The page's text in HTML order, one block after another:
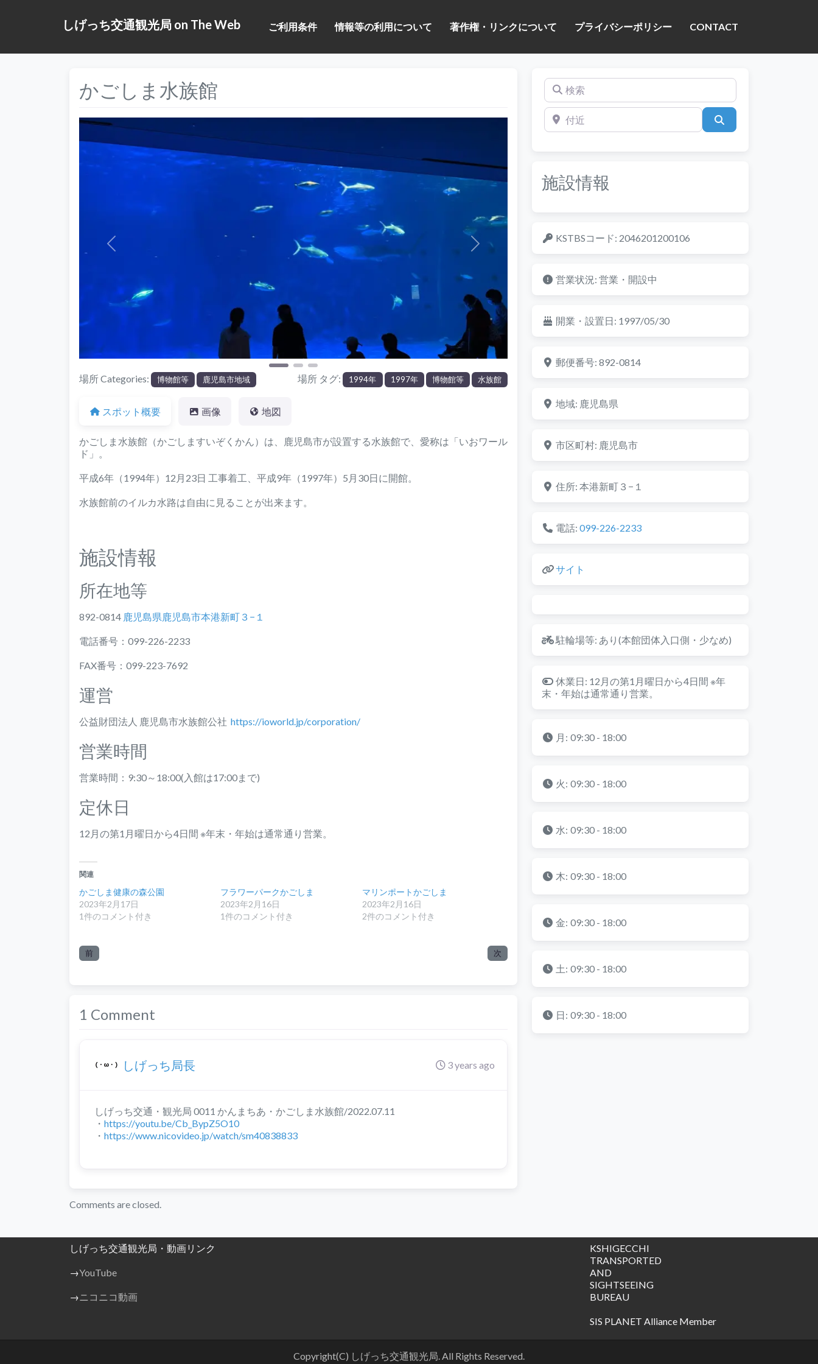
しげっち交通観光局 on The Web ご利用条件 情報等の利用について 著作権・リンクについて プライバシーポリシー CONTACT
かごしま水族館
前 次
場所 Categories: 博物館等 鹿児島市地域 場所 タグ: 1994年 1997年 博物館等 水族館
スポット概要 画像 地図
かごしま水族館（かごしますいぞくかん）は、鹿児島市が設置する水族館で、愛称は「いおワール
ド」。
平成6年（1994年）12月23日 工事着工、平成9年（1997年）5月30日に開館。
水族館前のイルカ水路は自由に見ることが出来ます。
施設情報
所在地等
892-0814 鹿児島県鹿児島市本港新町３−１
電話番号：099-226-2233
FAX番号：099-223-7692
運営
公益財団法人 鹿児島市水族館公社 https://ioworld.jp/corporation/
営業時間
営業時間：9:30～18:00(入館は17:00まで)
定休日
12月の第1月曜日から4日間 ※年末・年始は通常通り営業。
関連
かごしま健康の森公園
2023年2月17日
1件のコメント付き
フラワーパークかごしま
2023年2月16日
1件のコメント付き
マリンポートかごしま
2023年2月16日
2件のコメント付き
前 次
1 Comment
しげっち局長 3 years ago
しげっち交通・観光局 0011 かんまちあ・かごしま水族館/2022.07.11
・ https://youtu.be/Cb_BypZ5O10
・ https://www.nicovideo.jp/watch/sm40838833
Comments are closed.
検索
付近
施設情報
KSTBSコード: 2046201200106
営業状況: 営業・開設中
開業・設置日: 1997/05/30
郵便番号: 892-0814
地域: 鹿児島県
市区町村: 鹿児島市
住所: 本港新町３−１
電話: 099-226-2233
サイト
駐輪場等: あり(本館団体入口側・少なめ)
休業日: 12月の第1月曜日から4日間 ※年
末・年始は通常通り営業。
月: 09:30 - 18:00
火: 09:30 - 18:00
水: 09:30 - 18:00
木: 09:30 - 18:00
金: 09:30 - 18:00
土: 09:30 - 18:00
日: 09:30 - 18:00
しげっち交通観光局・動画リンク
→YouTube
→ニコニコ動画
KSHIGECCHI
TRANSPORTED
AND
SIGHTSEEING
BUREAU
SIS PLANET Alliance Member
Copyright(C) しげっち交通観光局. All Rights Reserved.